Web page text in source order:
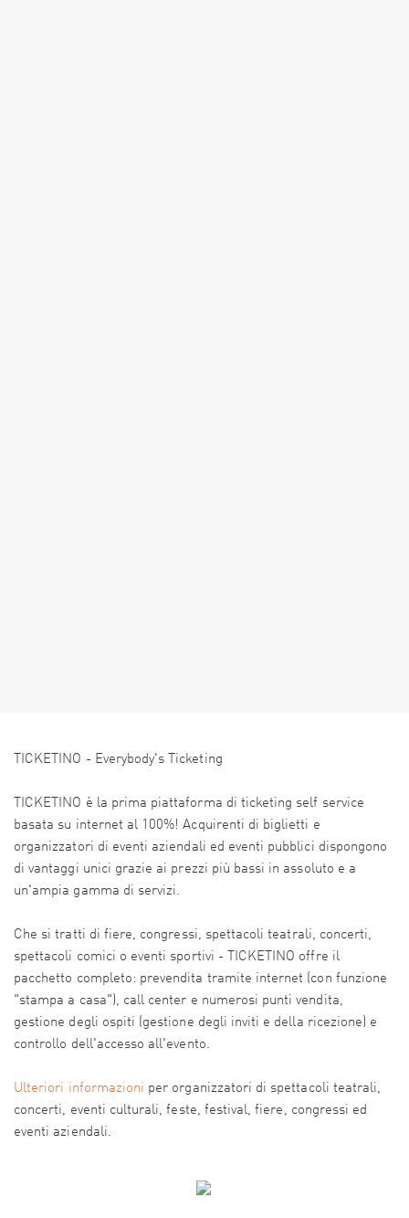
TICKETINO - Everybody's Ticketing
TICKETINO è la prima piattaforma di ticketing self service
basata su internet al 100%! Acquirenti di biglietti e
organizzatori di eventi aziendali ed eventi pubblici dispongono
di vantaggi unici grazie ai prezzi più bassi in assoluto e a
un'ampia gamma di servizi.
Che si tratti di fiere, congressi, spettacoli teatrali, concerti,
spettacoli comici o eventi sportivi - TICKETINO offre il
pacchetto completo: prevendita tramite internet (con funzione
"stampa a casa"), call center e numerosi punti vendita,
gestione degli ospiti (gestione degli inviti e della ricezione) e
controllo dell'accesso all'evento.
Ulteriori informazioni per organizzatori di spettacoli teatrali,
concerti, eventi culturali, feste, festival, fiere, congressi ed
eventi aziendali.